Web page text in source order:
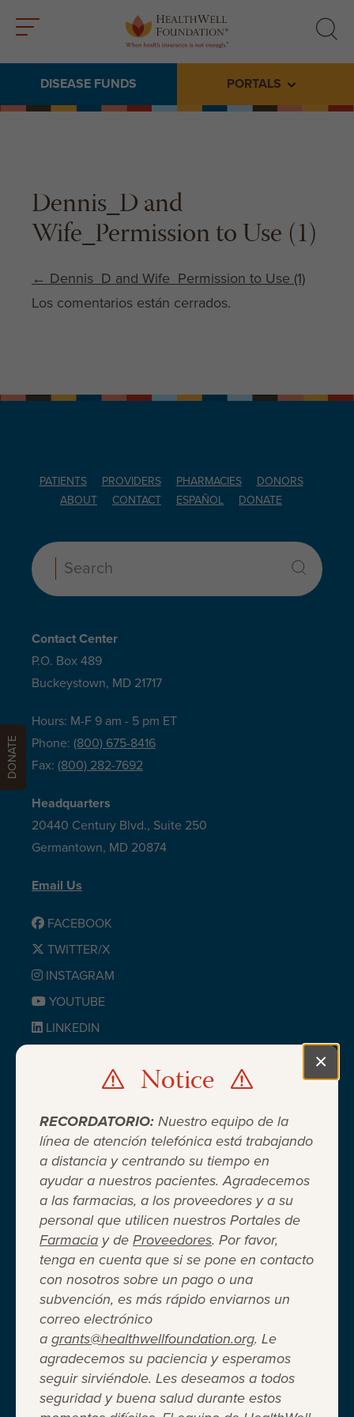
Notice
RECORDATORIO: Nuestro equipo de la
línea de atención telefónica está trabajando
a distancia y centrando su tiempo en
ayudar a nuestros pacientes. Agradecemos
a las farmacias, a los proveedores y a su
personal que utilicen nuestros Portales de
Farmacia y de Proveedores. Por favor,
tenga en cuenta que si se pone en contacto
con nosotros sobre un pago o una
subvención, es más rápido enviarnos un
correo electrónico
a grants@healthwellfoundation.org. Le
agradecemos su paciencia y esperamos
seguir sirviéndole. Les deseamos a todos
seguridad y buena salud durante estos
×
search
DISEASE FUNDS PORTALS Toggle
Dennis_D and
Wife_Permission to Use (1)
Post navigation
← Dennis_D and Wife_Permission to Use (1)
Los comentarios están cerrados.
PATIENTS PROVIDERS PHARMACIES
DONORS
ABOUT
CONTACT ESPAÑOL DONATE
Search:
Cuando el seguro médico no es
suficiente ®
Entidad 501(c)(3) independiente sin fines de lucro
que brinda asistencia financiera a adultos y niños
para cubrir el costo del coseguro de los
medicamentos recetados, copagos, deducibles,
primas de seguro médico y otros gastos médicos
directos de su bolsillo seleccionados.
Contact Center
P.O. Box 489
Buckeystown, MD 21717
Hours: M-F 9 am - 5 pm ET
Phone: (800) 675-8416
Fax: (800) 282-7692
Headquarters
20440 Century Blvd., Suite 250
Germantown, MD 20874
Email Us
FACEBOOK
TWITTER/X
INSTAGRAM
YOUTUBE
LINKEDIN
Terms of Use Privacy Policy Accessibility
DONATE